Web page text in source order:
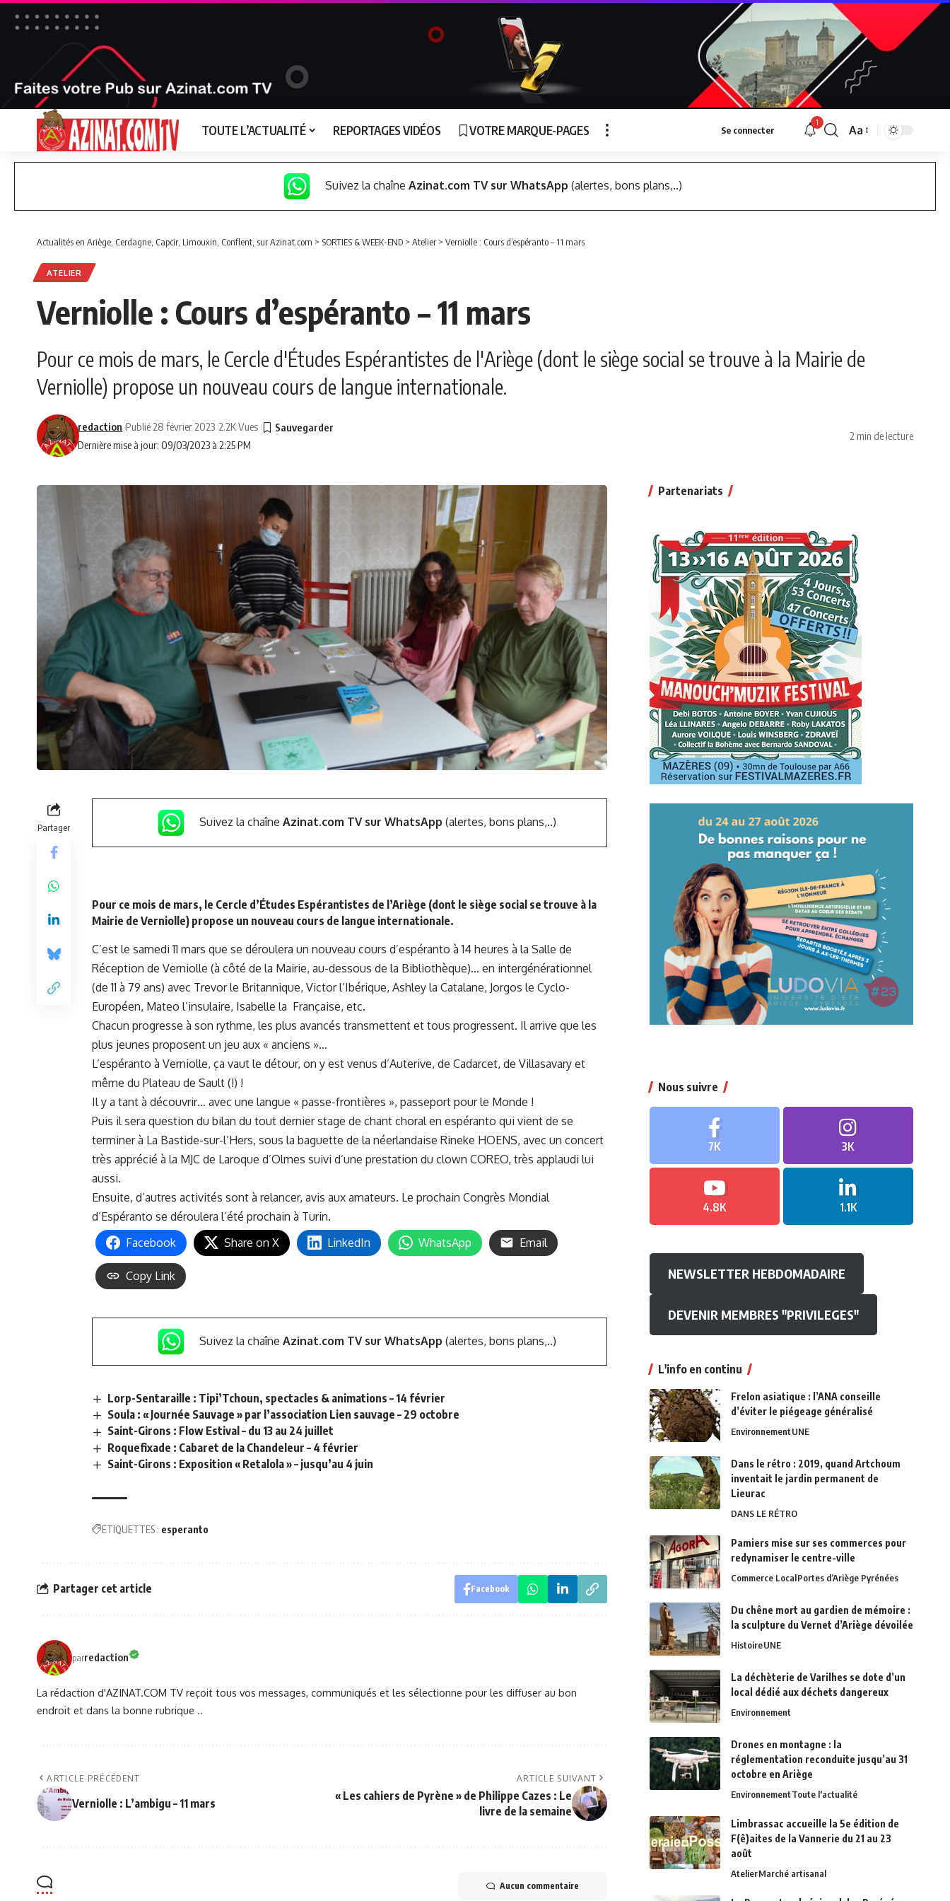
TOUTE L’ACTUALITÉ REPORTAGES VIDÉOS VOTRE MARQUE-PAGES Se connecter
1
Font
Aa
Suivez la chaîne Azinat.com TV sur WhatsApp (alertes, bons plans,..)
Actualités en Ariège, Cerdagne, Capcir, Limouxin, Conflent, sur Azinat.com > SORTIES & WEEK-END > Atelier > Verniolle : Cours d’espéranto – 11 mars
ATELIER
Verniolle : Cours d’espéranto – 11 mars
Pour ce mois de mars, le Cercle d'Études Espérantistes de l'Ariège (dont le siège social se trouve à la Mairie de
Verniolle) propose un nouveau cours de langue internationale.
Dernière mise à jour: 09/03/2023 à 2:25 PM
redaction Publié 28 février 2023 2.2K Vues
2 min de lecture
Partager Suivez la chaîne Azinat.com TV sur WhatsApp (alertes, bons plans,..)
Pour ce mois de mars, le Cercle d’Études Espérantistes de l’Ariège (dont le siège social se trouve à la
Mairie de Verniolle) propose un nouveau cours de langue internationale.
C’est le samedi 11 mars que se déroulera un nouveau cours d’espéranto à 14 heures à la Salle de
Réception de Verniolle (à côté de la Mairie, au-dessous de la Bibliothèque)… en intergénérationnel
(de 11 à 79 ans) avec Trevor le Britannique, Victor l’Ibérique, Ashley la Catalane, Jorgos le Cyclo-
Européen, Mateo l’insulaire, Isabelle la Française, etc.
Chacun progresse à son rythme, les plus avancés transmettent et tous progressent. Il arrive que les
plus jeunes proposent un jeu aux « anciens »…
L’espéranto à Verniolle, ça vaut le détour, on y est venus d’Auterive, de Cadarcet, de Villasavary et
même du Plateau de Sault (!) !
Il y a tant à découvrir… avec une langue « passe-frontières », passeport pour le Monde !
Puis il sera question du bilan du tout dernier stage de chant choral en espéranto qui vient de se
terminer à La Bastide-sur-l’Hers, sous la baguette de la néerlandaise Rineke HOENS, avec un concert
très apprécié à la MJC de Laroque d’Olmes suivi d’une prestation du clown COREO, très applaudi lui
aussi.
Ensuite, d’autres activités sont à relancer, avis aux amateurs. Le prochain Congrès Mondial
d’Espéranto se déroulera l’été prochain à Turin.
Facebook
Share on X LinkedIn WhatsApp Email
Copy Link
Suivez la chaîne Azinat.com TV sur WhatsApp (alertes, bons plans,..)
Lorp-Sentaraille : Tipi’Tchoun, spectacles & animations – 14 février
Soula : « Journée Sauvage » par l’association Lien sauvage – 29 octobre
Saint-Girons : Flow Estival – du 13 au 24 juillet
Roquefixade : Cabaret de la Chandeleur – 4 février
Saint-Girons : Exposition « Retalola » – jusqu’au 4 juin
ETIQUETTES : esperanto
Partager cet article Facebook
parredaction
La rédaction d'AZINAT.COM TV reçoit tous vos messages, communiqués et les sélectionne pour les diffuser au bon
endroit et dans la bonne rubrique ..
ARTICLE PRÉCÉDENT
Verniolle : L’ambigu – 11 mars
ARTICLE SUIVANT
« Les cahiers de Pyrène » de Philippe Cazes : Le
livre de la semaine
Aucun commentaire
Partenariats
Nous suivre
7K 3K
4.8K 1.1K
NEWSLETTER HEBDOMADAIRE
DEVENIR MEMBRES "PRIVILEGES"
L'info en continu
Frelon asiatique : l’ANA conseille
d’éviter le piégeage généralisé
EnvironnementUNE
Dans le rétro : 2019, quand Artchoum
inventait le jardin permanent de
Lieurac
DANS LE RÉTRO
Pamiers mise sur ses commerces pour
redynamiser le centre-ville
Commerce LocalPortes d’Ariège Pyrénées
Du chêne mort au gardien de mémoire :
la sculpture du Vernet d’Ariège dévoilée
HistoireUNE
La déchèterie de Varilhes se dote d’un
local dédié aux déchets dangereux
Environnement
Drones en montagne : la
réglementation reconduite jusqu’au 31
octobre en Ariège
EnvironnementToute l'actualité
Limbrassac accueille la 5e édition de
F(ê)aites de la Vannerie du 21 au 23
août
AtelierMarché artisanal